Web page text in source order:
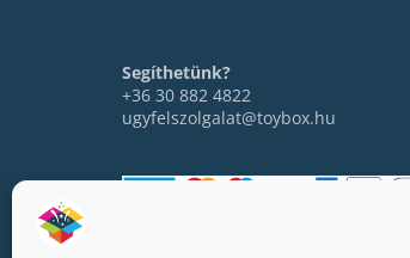
Segíthetünk?
+36 30 882 4822
ugyfelszolgalat@toybox.hu